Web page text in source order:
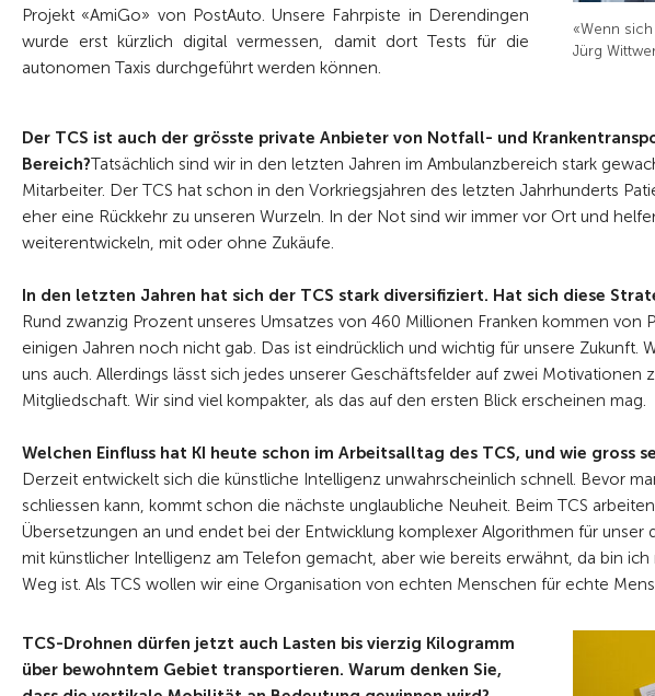
«Wenn
Jürg
Projekt «AmiGo» von PostAuto. Unsere Fahrpiste in Derendingen
wurde erst kürzlich digital vermessen, damit dort Tests für die
autonomen Taxis durchgeführt werden können.
Der TCS ist auch der grösste private Anbieter von Notfall- und
Bereich?Tatsächlich sind wir in den letzten Jahren im Ambulanzbereich stark
Mitarbeiter. Der TCS hat schon in den Vorkriegsjahren des letzten Jahrhunderts
eher eine Rückkehr zu unseren Wurzeln. In der Not sind wir immer vor Ort und
weiterentwickeln, mit oder ohne Zukäufe.
In den letzten Jahren hat sich der TCS stark diversifiziert. Hat sich diese
Rund zwanzig Prozent unseres Umsatzes von 460 Millionen Franken kommen
einigen Jahren noch nicht gab. Das ist eindrücklich und wichtig für unsere Zukunft.
uns auch. Allerdings lässt sich jedes unserer Geschäftsfelder auf zwei Motivationen
Mitgliedschaft. Wir sind viel kompakter, als das auf den ersten Blick erscheinen mag.
Welchen Einfluss hat KI heute schon im Arbeitsalltag des TCS, und wie gross
Derzeit entwickelt sich die künstliche Intelligenz unwahrscheinlich schnell. Bevor
schliessen kann, kommt schon die nächste unglaubliche Neuheit. Beim TCS
Übersetzungen an und endet bei der Entwicklung komplexer Algorithmen für unser
mit künstlicher Intelligenz am Telefon gemacht, aber wie bereits erwähnt, da bin
Weg ist. Als TCS wollen wir eine Organisation von echten Menschen für echte
TCS-Drohnen dürfen jetzt auch Lasten bis vierzig Kilogramm
über bewohntem Gebiet transportieren. Warum denken Sie,